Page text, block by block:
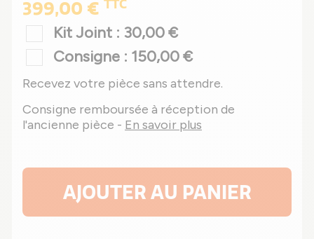
399,00 € TTC
Kit Joint : 30,00 €
Consigne : 150,00 €
Recevez votre pièce sans attendre.
Consigne remboursée à réception de
l'ancienne pièce - En savoir plus
AJOUTER AU PANIER